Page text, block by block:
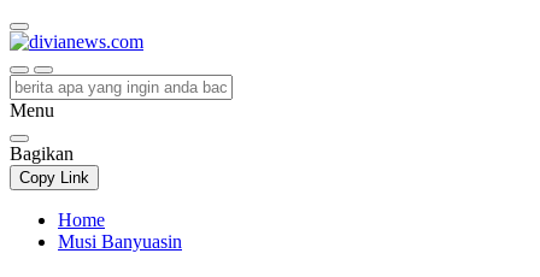
divianews.com
Menu
Bagikan
Copy Link
Home
Musi Banyuasin